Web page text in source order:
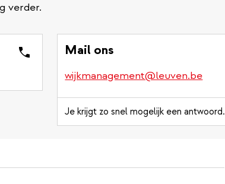
verder.
Mail ons
wijkmanagement@leuven.be
Je krijgt zo snel mogelijk een antwoord.